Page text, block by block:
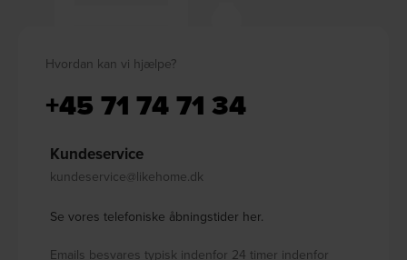
Hvordan kan vi hjælpe?
+45 71 74 71 34
Kundeservice
kundeservice@likehome.dk
Se vores telefoniske åbningstider her.
Emails besvares typisk indenfor 24 timer indenfor